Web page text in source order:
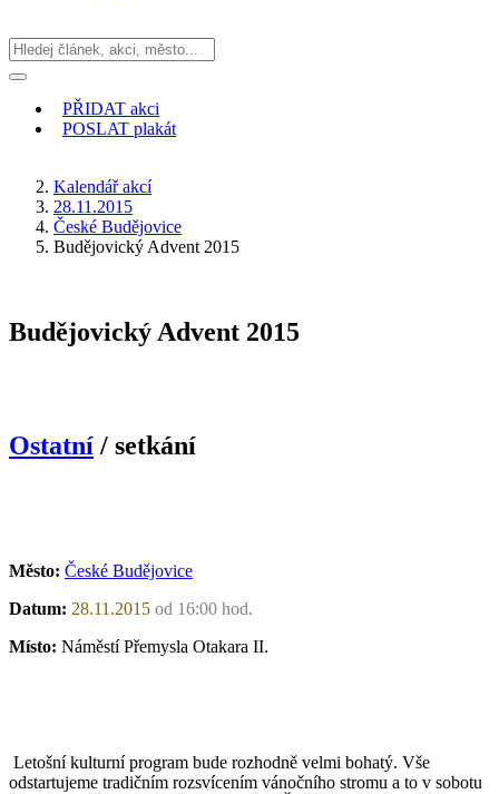
PŘIDAT akci
POSLAT plakát
Kalendář akcí
28.11.2015
České Budějovice
Budějovický Advent 2015
Budějovický Advent 2015
Ostatní / setkání
Město: České Budějovice
Datum: 28.11.2015 od 16:00 hod.
Místo: Náměstí Přemysla Otakara II.
Letošní kulturní program bude rozhodně velmi bohatý. Vše
odstartujeme tradičním rozsvícením vánočního stromu a to v sobotu